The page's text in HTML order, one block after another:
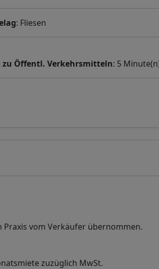
: Fliesen
zu Öffentl. Verkehrsmitteln: 5
vom Verkäufer übernommen.
zuzüglich MwSt.